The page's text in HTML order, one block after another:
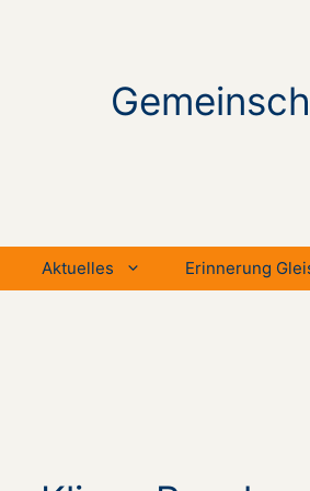
Aktuelles Erinnerung